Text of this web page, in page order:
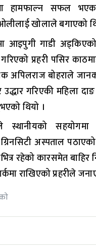
हामफाल्न सफल
खोलाले बगाएको
आइपुगी गाडी
प्रहरी पसिर
अपिलराज बोहराले
उद्धार गरिएकी महिला
थियो ।
स्थानीयको सहयोगमा
अस्पताल
रहेको कारसमेत बाहिर
राखिएको प्रहरीले